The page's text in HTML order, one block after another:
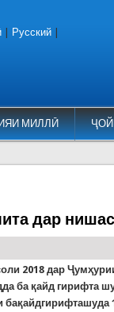
МИЛЛӢ
Русский
дар
2018 дар
ба қайд гирифта
бақайдгирифташуда